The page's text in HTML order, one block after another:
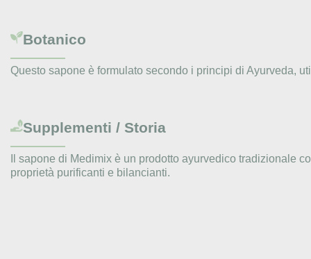
Botanico
Questo sapone è formulato secondo i principi di Ayurveda,
Supplementi / Storia
Il sapone di Medimix è un prodotto ayurvedico tradizionale
proprietà purificanti e bilancianti.